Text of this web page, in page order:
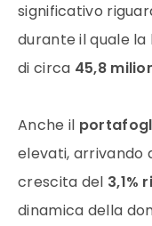
significativo
durante il quale
di circa 45,8
Anche il
elevati, arrivando
crescita del 3,1%
dinamica della